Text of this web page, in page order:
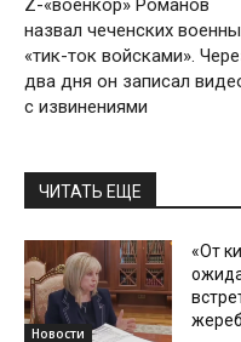
Z-«военкор» Романов
назвал чеченских
«тик-ток войсками».
два дня он записал
с извинениями
ЧИТАТЬ ЕЩЕ
Новости
«От